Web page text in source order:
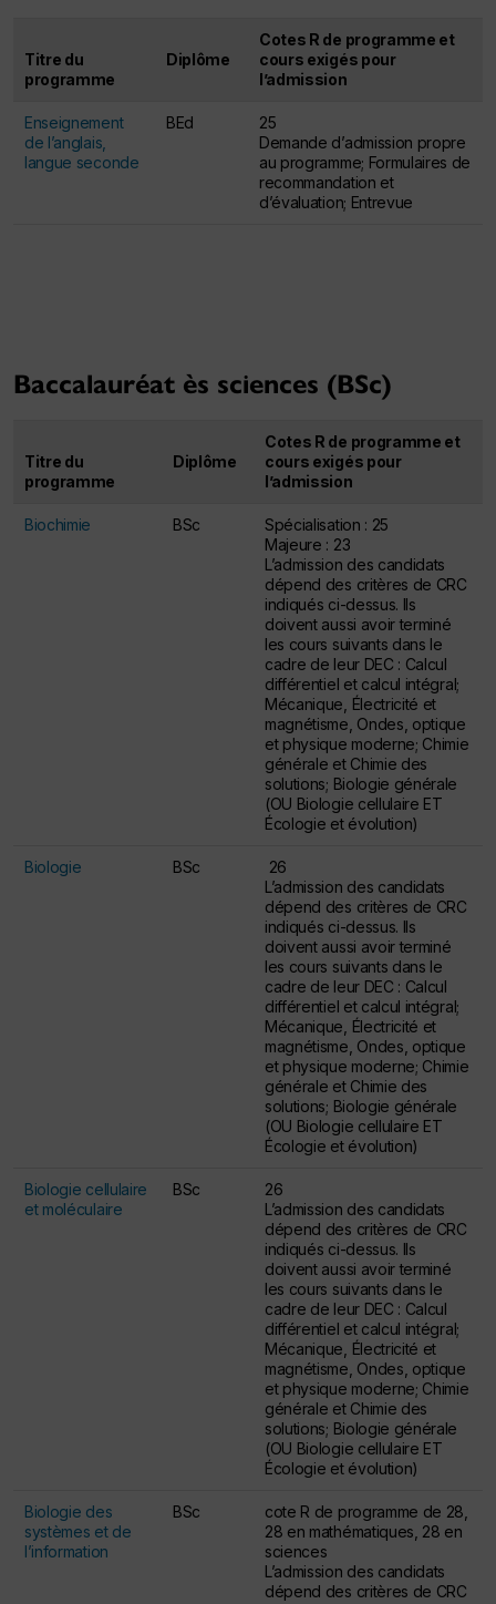
Titre du
programme
Diplôme
Cotes R de programme et
cours exigés pour
l’admission
Enseignement
de l’anglais,
langue seconde
BEd
25
Demande d’admission propre
au programme; Formulaires de
recommandation et
d’évaluation; Entrevue
Baccalauréat ès sciences (BSc)
Titre du
programme
Diplôme
Cotes R de programme et
cours exigés pour
l’admission
Biochimie BSc
Spécialisation : 25
Majeure : 23
L’admission des candidats
dépend des critères de CRC
indiqués ci-dessus. Ils
doivent aussi avoir terminé
les cours suivants dans le
cadre de leur DEC : Calcul
différentiel et calcul intégral;
Mécanique, Électricité et
magnétisme, Ondes, optique
et physique moderne; Chimie
générale et Chimie des
solutions; Biologie générale
(OU Biologie cellulaire ET
Écologie et évolution)
Biologie BSc
26
L’admission des candidats
dépend des critères de CRC
indiqués ci-dessus. Ils
doivent aussi avoir terminé
les cours suivants dans le
cadre de leur DEC : Calcul
différentiel et calcul intégral;
Mécanique, Électricité et
magnétisme, Ondes, optique
et physique moderne; Chimie
générale et Chimie des
solutions; Biologie générale
(OU Biologie cellulaire ET
Écologie et évolution)
Biologie cellulaire
et moléculaire
BSc
26
L’admission des candidats
dépend des critères de CRC
indiqués ci-dessus. Ils
doivent aussi avoir terminé
les cours suivants dans le
cadre de leur DEC : Calcul
différentiel et calcul intégral;
Mécanique, Électricité et
magnétisme, Ondes, optique
et physique moderne; Chimie
générale et Chimie des
solutions; Biologie générale
(OU Biologie cellulaire ET
Écologie et évolution)
Biologie des
systèmes et de
l’information
BSc
cote R de programme de 28,
28 en mathématiques, 28 en
sciences
L’admission des candidats
dépend des critères de CRC